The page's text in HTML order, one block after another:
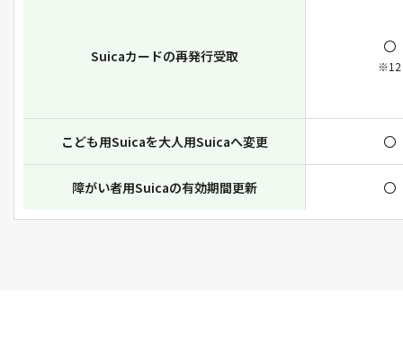
Suicaカードの再発行受取
〇
※12
こども用Suicaを大人用Suicaへ変更 〇
障がい者用Suicaの有効期間更新 〇